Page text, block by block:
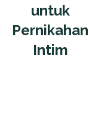
untuk
Pernikahan
Intim